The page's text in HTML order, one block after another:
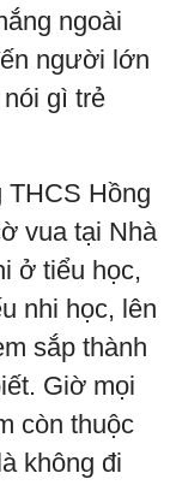
ngoài
người lớn
gì trẻ
THCS Hồng
vua tại Nhà
ở tiểu học,
nhi học, lên
sắp thành
Giờ mọi
còn thuộc
không đi